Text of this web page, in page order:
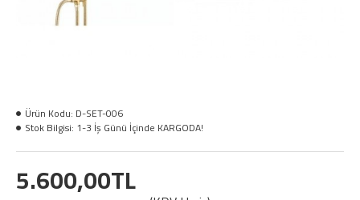
5.600,00TL
Ürün Kodu: D-SET-006
Stok Bilgisi: 1-3 İş Günü İçinde KARGODA!